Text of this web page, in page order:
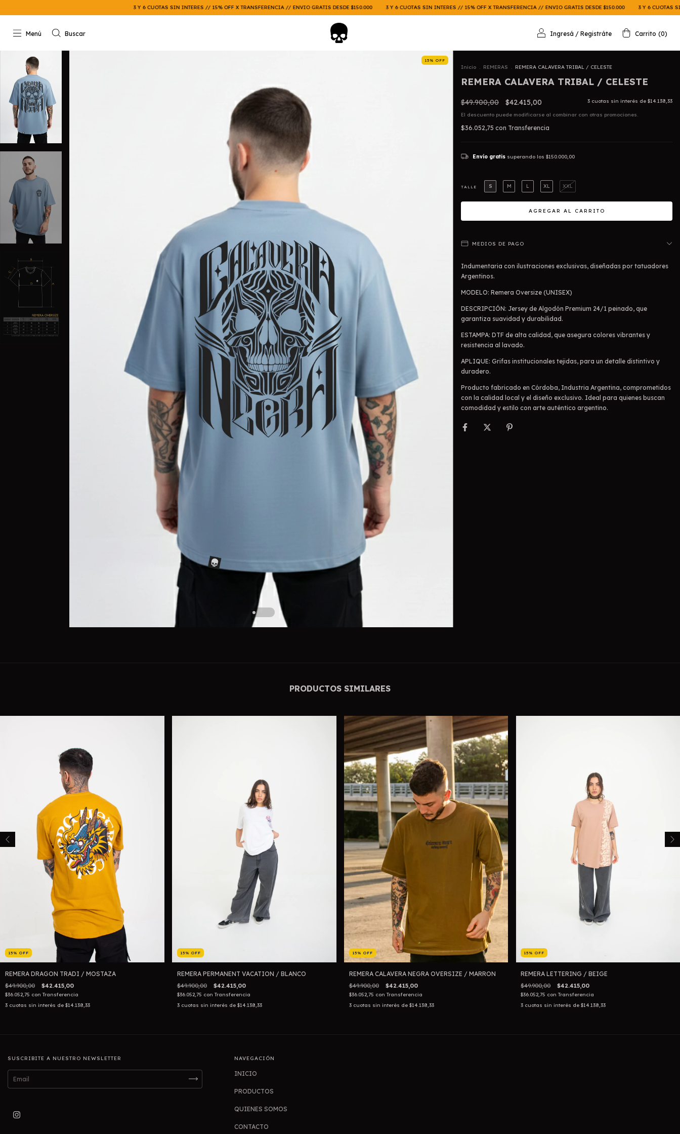
3 Y 6 CUOTAS SIN INTERES // 15% OFF X TRANSFERENCIA // ENVIO GRATIS DESDE $150.000 3 Y 6 CUOTAS SIN INTERES // 15% OFF X TRANSFERENCIA // ENVIO GRATIS DESDE $150.000 3 Y 6 CUOTAS SIN INTERES // 15%
Menú Buscar Ingresá / Registráte Carrito (0)
15 % OFF
Inicio . REMERAS . REMERA CALAVERA TRIBAL / CELESTE
REMERA CALAVERA TRIBAL / CELESTE
$49.900,00 $42.415,00 3 cuotas sin interés de $14.138,33
El descuento puede modificarse al combinar con otras promociones.
$36.052,75 con Transferencia
Envío gratis superando los $150.000,00
TALLE S M L XL XXL
MEDIOS DE PAGO
Indumentaria con ilustraciones exclusivas, diseñadas por tatuadores
Argentinos.
MODELO: Remera Oversize (UNISEX)
DESCRIPCIÓN: Jersey de Algodón Premium 24/1 peinado, que
garantiza suavidad y durabilidad.
ESTAMPA: DTF de alta calidad, que asegura colores vibrantes y
resistencia al lavado.
APLIQUE: Grifas institucionales tejidas, para un detalle distintivo y
duradero.
Producto fabricado en Córdoba, Industria Argentina, comprometidos
con la calidad local y el diseño exclusivo. Ideal para quienes buscan
comodidad y estilo con arte auténtico argentino.
PRODUCTOS SIMILARES
15 % OFF
REMERA DRAGON TRADI / MOSTAZA
$49.900,00 $42.415,00
$36.052,75 con Transferencia
3 cuotas sin interés de $14.138,33
15 % OFF
REMERA PERMANENT VACATION / BLANCO
$49.900,00 $42.415,00
$36.052,75 con Transferencia
3 cuotas sin interés de $14.138,33
15 % OFF
REMERA CALAVERA NEGRA OVERSIZE / MARRON
$49.900,00 $42.415,00
$36.052,75 con Transferencia
3 cuotas sin interés de $14.138,33
15 %OFF
REMERA LETTERING / BEIGE
$49.900,00 $42.415,00
$36.052,75 con Transferencia
3 cuotas sin interés de$14.138,33
SUSCRIBITE A NUESTRO NEWSLETTER NAVEGACIÓN
INICIO
PRODUCTOS
QUIENES SOMOS
CONTACTO